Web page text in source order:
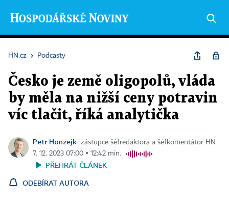
HN.cz › Podcasty
Česko je země oligopolů, vláda
by měla na nižší ceny potravin
víc tlačit, říká analytička
Petr Honzejk
zástupce šéfredaktora a šéfkomentátor HN
7. 12. 2023 07:00 ▪ 12:42 min.
PŘEHRÁT ČLÁNEK
ODEBÍRAT AUTORA